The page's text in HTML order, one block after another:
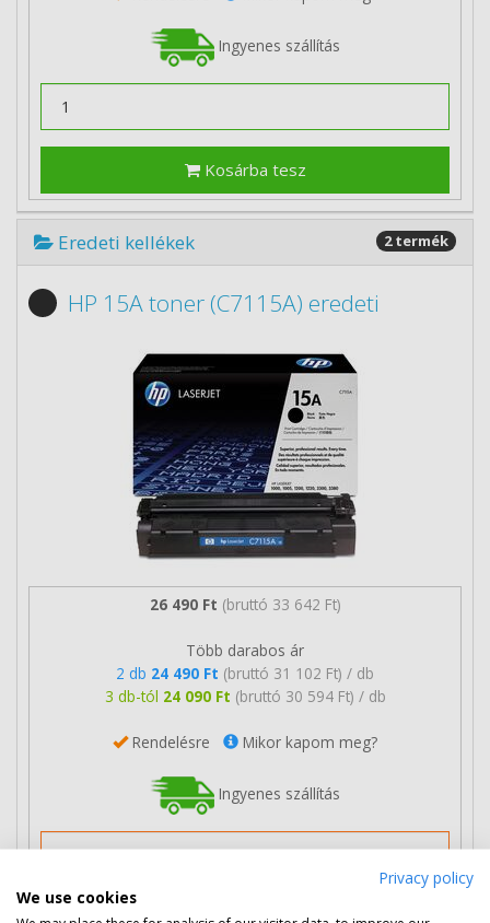
Ingyenes szállítás
Kosárba tesz
Eredeti kellékek 2 termék
HP 15A toner (C7115A) eredeti
26 490 Ft (bruttó 33 642 Ft)
Több darabos ár
2 db 24 490 Ft (bruttó 31 102 Ft) / db
3 db-tól 24 090 Ft (bruttó 30 594 Ft) / db
Rendelésre Mikor kapom meg?
Ingyenes szállítás
Nem rendelhető
Privacy policy
We use cookies